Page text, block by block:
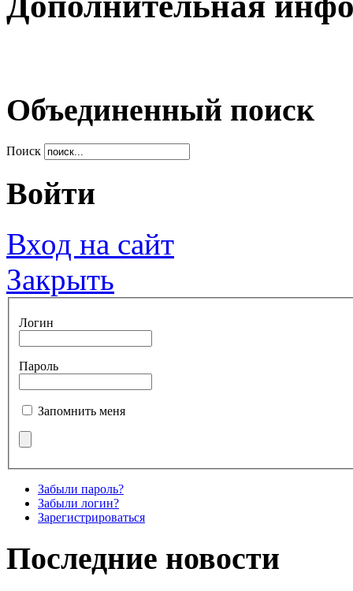
Объединенный поиск
Поиск
Войти
Вход на сайт
Закрыть
Логин
Пароль
Запомнить меня
Забыли пароль?
Забыли логин?
Зарегистрироваться
Последние новости